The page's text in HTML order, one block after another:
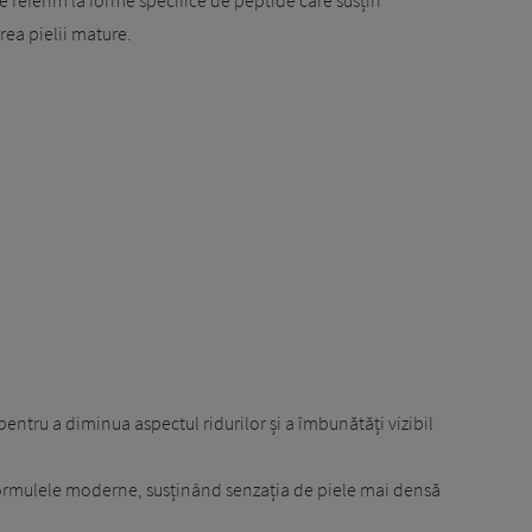
pielii mature.
a diminua aspectul ridurilor și a îmbunătăți vizibil
moderne, susținând senzația de piele mai densă